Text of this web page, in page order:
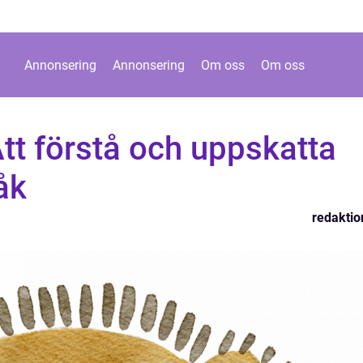
Annonsering Annonsering Om oss Om oss
förstå och uppskatta